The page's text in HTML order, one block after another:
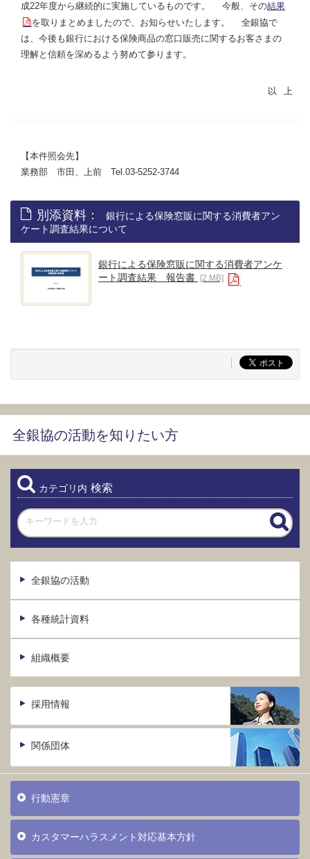
成22年度から継続的に実施しているものです。 今般、その結果
を取りまとめましたので、お知らせいたします。 全銀協で
は、今後も銀行における保険商品の窓口販売に関するお客さまの
理解と信頼を深めるよう努めて参ります。
【本件照会先】
業務部 市田、上前 Tel.03-5252-3744
別添資料：
銀行による保険窓販に関する消費者アン
ケート調査結果について
銀行による保険窓販に関する消費者アンケ
ート調査結果 報告書
[2 MB]
全銀協の活動を知りたい方
カテゴリ内 検索
全銀協の活動
各種統計資料
組織概要
採用情報
関係団体
行動憲章
カスタマーハラスメント対応基本方針